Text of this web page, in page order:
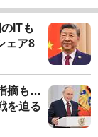
ITも
ェア8
摘も…
を迫る